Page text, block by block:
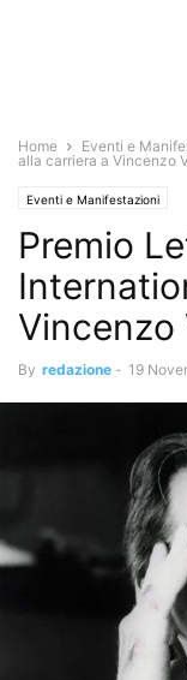
Home Eventi e
alla carriera a Vincenzo
Eventi e Manifestazioni
Premio
Vincenzo
By redazione - 19